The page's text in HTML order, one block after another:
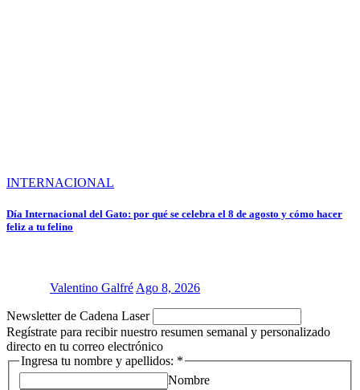
INTERNACIONAL
Día Internacional del Gato: por qué se celebra el 8 de agosto y cómo hacer
feliz a tu felino
Valentino Galfré Ago 8, 2026
Newsletter de Cadena Laser
Regístrate para recibir nuestro resumen semanal y personalizado
directo en tu correo electrónico
Ingresa tu nombre y apellidos: *
Nombre